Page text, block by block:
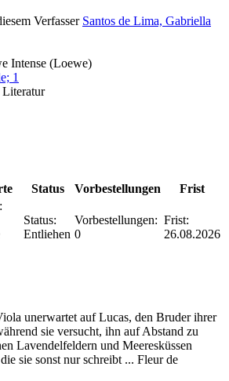
Verfasser Santos de Lima, Gabriella
Intense (Loewe)
1
Literatur
Status Vorbestellungen Frist
Status:
Entliehen
Vorbestellungen:
0
Frist:
26.08.2026
unerwartet auf Lucas, den Bruder ihrer
sie versucht, ihn auf Abstand zu
Lavendelfeldern und Meeresküssen
sie sonst nur schreibt ... Fleur de